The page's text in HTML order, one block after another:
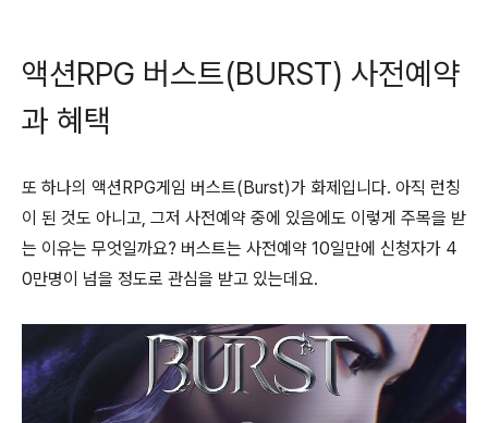
액션RPG 버스트(BURST) 사전예약
과 혜택
또 하나의 액션RPG게임 버스트(Burst)가 화제입니다. 아직 런칭
이 된 것도 아니고, 그저 사전예약 중에 있음에도 이렇게 주목을 받
는 이유는 무엇일까요? 버스트는 사전예약 10일만에 신청자가 4
0만명이 넘을 정도로 관심을 받고 있는데요.